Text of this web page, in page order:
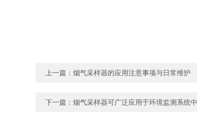
上一篇： 烟气采样器的应用注意事项与日常维护
下一篇： 烟气采样器可广泛应用于环境监测系统中